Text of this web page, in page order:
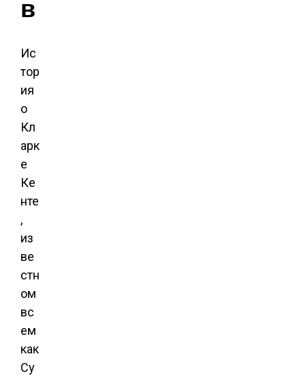
в
Ис
тор
ия
о
Кл
арк
е
Ке
нте
,
из
ве
стн
ом
вс
ем
как
Су